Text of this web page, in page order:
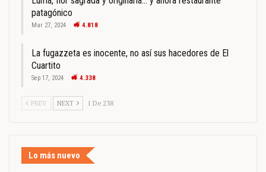
patagónico
Mar 27, 2024 4.818
La fugazzeta es inocente, no así sus hacedores de El
Cuartito
Sep 17, 2024 4.338
PREV NEXT 1 De 238
Lo más nuevo